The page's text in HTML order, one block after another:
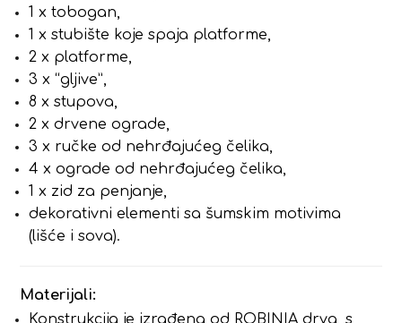
1 x tobogan,
1 x stubište koje spaja platforme,
2 x platforme,
3 x “gljive”,
8 x stupova,
2 x drvene ograde,
3 x ručke od nehrđajućeg čelika,
4 x ograde od nehrđajućeg čelika,
1 x zid za penjanje,
dekorativni elementi sa šumskim motivima
(lišće i sova).
Materijali:
Konstrukcija je izrađena od ROBINIA drva, s